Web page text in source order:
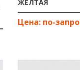
ЖЁЛТАЯ